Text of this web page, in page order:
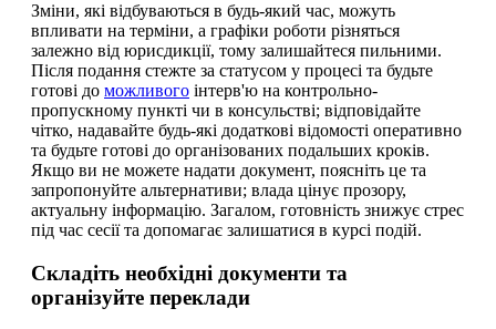
Зміни, які відбуваються в будь-який час, можуть
впливати на терміни, а графіки роботи різняться
залежно від юрисдикції, тому залишайтеся пильними.
Після подання стежте за статусом у процесі та будьте
готові до можливого інтерв'ю на контрольно-
пропускному пункті чи в консульстві; відповідайте
чітко, надавайте будь-які додаткові відомості оперативно
та будьте готові до організованих подальших кроків.
Якщо ви не можете надати документ, поясніть це та
запропонуйте альтернативи; влада цінує прозору,
актуальну інформацію. Загалом, готовність знижує стрес
під час сесії та допомагає залишатися в курсі подій.
Складіть необхідні документи та
організуйте переклади